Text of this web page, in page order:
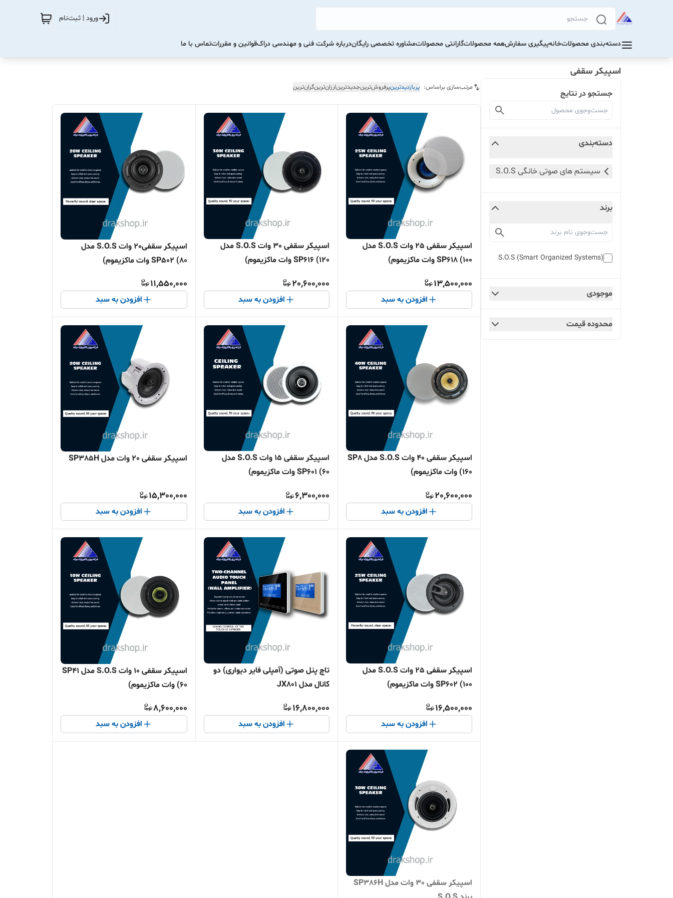
ورود | ثبت‌نام
دسته‌بندی محصولاتخانهپیگیری سفارشهمه محصولاتگارانتی محصولاتمشاوره تخصصی رایگاندرباره شرکت فنی و مهندسی دراکقوانین و مقرراتتماس با ما
اسپیکر سقفی
جستجو در نتایج
دسته‌بندی
سیستم های صوتی خانگی S.O.S
برند
S.O.S (Smart Organized Systems)
موجودی
محدوده قیمت
مرتب‌سازی براساس: پربازدیدترینپرفروش‌ترینجدیدترینارزان‌ترینگران‌ترین
اسپیکر سقفی 25 وات S.O.S مدل
SP618 (100 وات ماکزیموم)
13,500,000
افزودن به سبد
اسپیکر سقفی 30 وات S.O.S مدل
SP616 (120 وات ماکزیموم)
20,600,000
افزودن به سبد
اسپیکر سقفی20 وات S.O.S مدل
SP502 (80 وات ماکزیموم)
11,550,000
افزودن به سبد
اسپیکر سقفی 40 وات S.O.S مدل SP8
(160 وات ماکزیموم)
20,600,000
افزودن به سبد
اسپیکر سقفی 15 وات S.O.S مدل
SP601 (60 وات ماکزیموم)
6,300,000
افزودن به سبد
اسپیکر سقفی 20 وات مدل SP385H
15,300,000
افزودن به سبد
اسپیکر سقفی 25 وات S.O.S مدل
SP602 (100 وات ماکزیموم)
16,500,000
افزودن به سبد
تاچ پنل صوتی (آمپلی فایر دیواری) دو
کانال مدل JX801
16,800,000
افزودن به سبد
اسپیکر سقفی 10 وات S.O.S مدل SP41
(60 وات ماکزیموم)
8,600,000
افزودن به سبد
اسپیکر سقفی 30 وات مدل SP386H